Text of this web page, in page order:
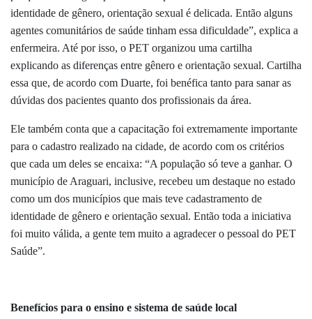
identidade de gênero, orientação sexual é delicada. Então alguns
agentes comunitários de saúde tinham essa dificuldade”, explica a
enfermeira. Até por isso, o PET organizou uma cartilha
explicando as diferenças entre gênero e orientação sexual. Cartilha
essa que, de acordo com Duarte, foi benéfica tanto para sanar as
dúvidas dos pacientes quanto dos profissionais da área.
Ele também conta que a capacitação foi extremamente importante
para o cadastro realizado na cidade, de acordo com os critérios
que cada um deles se encaixa: “A população só teve a ganhar. O
município de Araguari, inclusive, recebeu um destaque no estado
como um dos municípios que mais teve cadastramento de
identidade de gênero e orientação sexual. Então toda a iniciativa
foi muito válida, a gente tem muito a agradecer o pessoal do PET
Saúde”.
Benefícios para o ensino e sistema de saúde local